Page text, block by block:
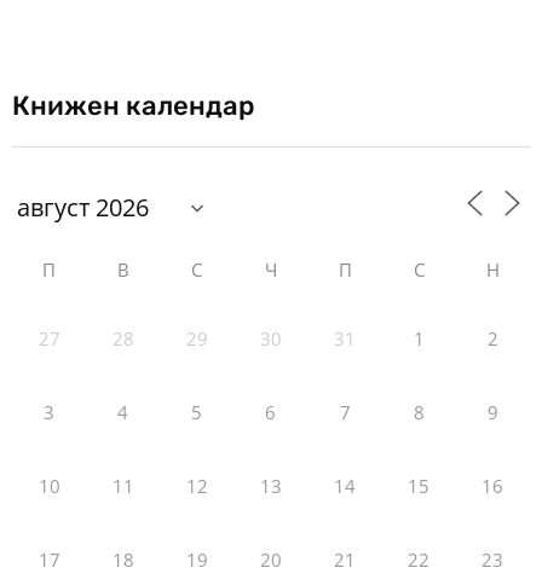
Книжен календар
П В С Ч П С Н
27 28 29 30 31 1 2
3 4 5 6 7 8 9
10 11 12 13 14 15 16
17 18 19 20 21 22 23